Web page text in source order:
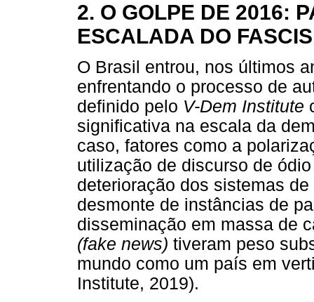
2. O GOLPE DE 2016:
ESCALADA DO
O Brasil entrou, nos últimos
enfrentando o processo de
definido pelo V-Dem Institute
significativa na escala da
caso, fatores como a
utilização de discurso de
deterioração dos sistemas
desmonte de instâncias de
disseminação em massa de
(fake news) tiveram peso
mundo como um país em
Institute, 2019).